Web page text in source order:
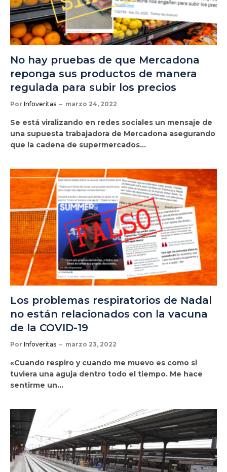
No hay pruebas de que Mercadona
reponga sus productos de manera
regulada para subir los precios
Por Infoveritas marzo 24, 2022
Se está viralizando en redes sociales un mensaje de
una supuesta trabajadora de Mercadona asegurando
que la cadena de supermercados…
Los problemas respiratorios de Nadal
no están relacionados con la vacuna
de la COVID-19
Por Infoveritas marzo 23, 2022
«Cuando respiro y cuando me muevo es como si
tuviera una aguja dentro todo el tiempo. Me hace
sentirme un…